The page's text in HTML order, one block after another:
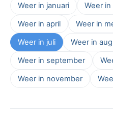
Weer in januari Weer
Weer in april
Weer in
Weer in juli
Weer in
Weer in september
Weer in november